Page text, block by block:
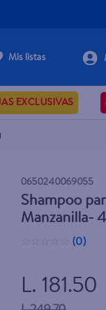
Mis listas
EXCLUSIVAS
0650240069055
Shampoo
Manzanilla-
(0)
L. 181.50